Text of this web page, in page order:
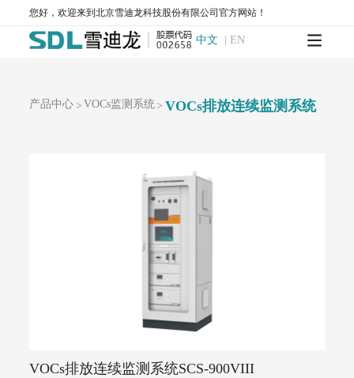
您好，欢迎来到北京雪迪龙科技股份有限公司官方网站！
中文 | EN
AQMS-900CL-环境空气臭氧（化学发光法）自动监测系统
MODEL 2430-高精度光散射法环境空气颗粒物监测仪
AQMS-900C-PM₁₀-颗粒物PM₁₀监测仪
T1400-紫外吸收法臭氧分析仪
T1700-动态校准仪
AQMS-1100-微型环境空气质量监测系统
AQMS-900C-PM₂.₅-户外型颗粒物PM₂.₅自动监测系统
AQMS-900C-PM₁₀-户外型颗粒物PM₁₀自动监测系统
MODEL 2130-扬尘在线监测系统
AQMS-1100OU-恶臭自动监测系统
MODEL 2630-II-环境噪声自动监测仪
MODEL 2630-环境噪声自动监测仪
AQMS-900TE-交通污染溯源在线监测系统
AQMS-900VI/VII-环境空气非甲烷总烃在线监测系统
产品中心 > VOCs监测系统> VOCs排放连续监测系统
VOCs排放连续监测系统SCS-900VIII